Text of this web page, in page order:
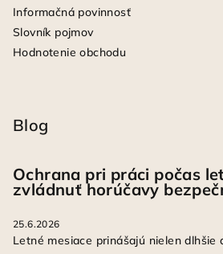
Informačná povinnosť
Slovník pojmov
Hodnotenie obchodu
Blog
Ochrana pri práci počas
zvládnuť horúčavy
25.6.2026
Letné mesiace prinášajú nielen dlhšie